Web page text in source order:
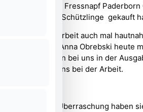
Kunden beim Fressnapf
und unserer Schützlinge gekauft
Um unsere Arbeit auch mal
Filialleiterin Anna Obrebski heute
Teamkollegen bei uns in der
unterstützt uns bei der Arbeit.
Als weitere Überraschung haben